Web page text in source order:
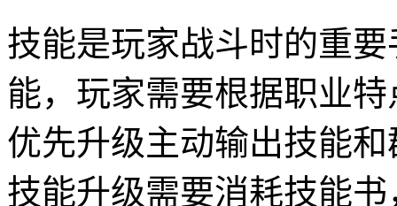
技能是玩家战斗时的重
能，玩家需要根据职业
优先升级主动输出技能
技能升级需要消耗技能